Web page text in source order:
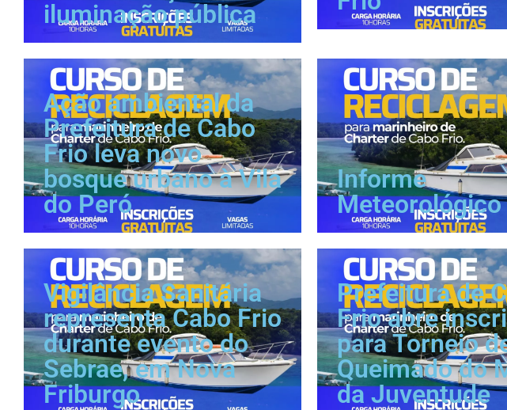
iluminação pública
Ação ambiental da
Prefeitura de Cabo
Frio leva novo
bosque urbano à Vila
do Peró
Informe
Meteorológico
Vigilância Sanitária
representa Cabo Frio
durante evento do
Sebrae, em Nova
Friburgo
Prefeitura de
Frio abre
para Torneio
Queimado do
da Juventude